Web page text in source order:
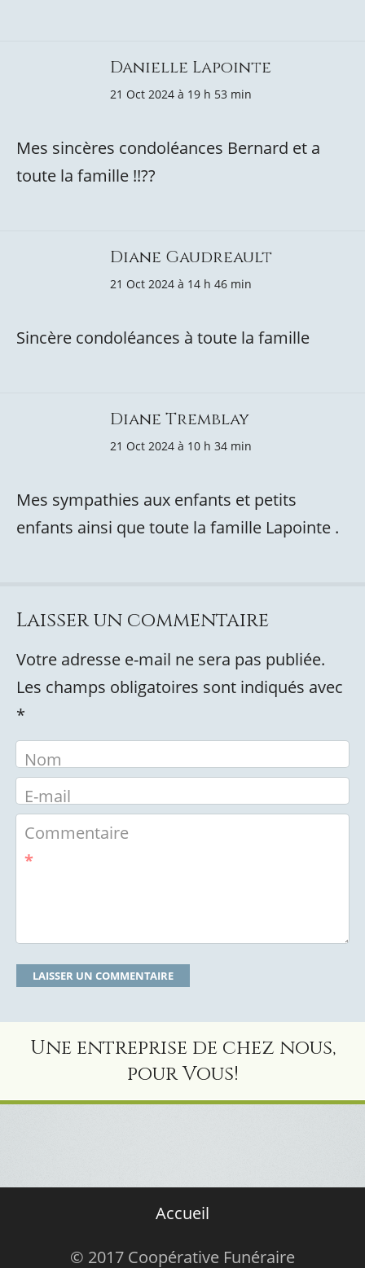
Danielle Lapointe
21 Oct 2024 à 19 h 53 min
Mes sincères condoléances Bernard et a
toute la famille !!??
Diane Gaudreault
21 Oct 2024 à 14 h 46 min
Sincère condoléances à toute la famille
Diane Tremblay
21 Oct 2024 à 10 h 34 min
Mes sympathies aux enfants et petits
enfants ainsi que toute la famille Lapointe .
Laisser un commentaire
Votre adresse e-mail ne sera pas publiée.
Les champs obligatoires sont indiqués avec
*
Nom
E-mail
Commentaire
*
Une entreprise de chez nous,
pour Vous!
Accueil
© 2017 Coopérative Funéraire